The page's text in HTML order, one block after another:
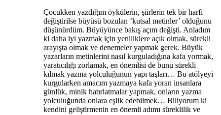
Çocukken yazdığım öykülerin, şiirlerin tek bir harfi
değiştirilse büyüsü bozulan ‘kutsal metinler’ olduğunu
düşünürdüm. Büyüyünce bakış açım değişti. Anladım
ki daha iyi yazmak için yeniliklere açık olmak, sürekli
arayışta olmak ve denemeler yapmak gerek. Büyük
yazarların metinlerini nasıl kurguladığına kafa yormak,
yaratıcılığı zorlamak, en önemlisi de bunu sürekli
kılmak yazma yolculuğunun yapı taşları… Bu atölyeyi
kurgularken amacım yazmaya kafa yoran insanlara
günlük, minik hatırlatmalar yapmak, onların yazma
yolculuğunda onlara eşlik edebilmek… Biliyorum ki
kendini geliştirmenin en önemli adımı süreklilik ve